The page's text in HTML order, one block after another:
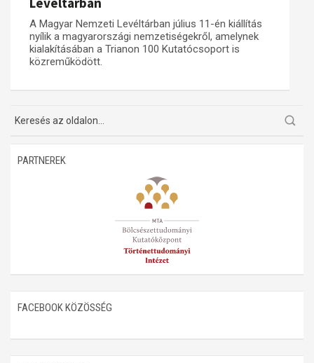
A Magyar Nemzeti Levéltárban július 11-én kiállítás
nyílik a magyarországi nemzetiségekről, amelynek
kialakításában a Trianon 100 Kutatócsoport is
közreműködött.
PARTNEREK
FACEBOOK KÖZÖSSÉG